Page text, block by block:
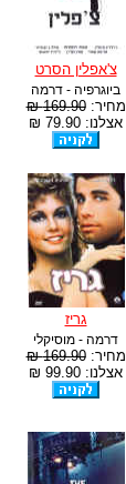
צ'אפלין הסרט
ביוגרפיה - דרמה
מחיר:169.90 ₪
אצלנו: 79.90 ₪
גריז
דרמה - מוסיקלי
מחיר:169.90 ₪
אצלנו: 99.90 ₪